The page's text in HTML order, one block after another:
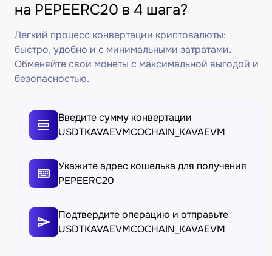
на PEPEERC20 в 4 шага?
Легкий процесс конвертации криптовалюты:
быстро, удобно и с минимальными затратами.
Обменяйте свои монеты с максимальной выгодой и
безопасностью.
Введите сумму конвертации
USDTKAVAEVMCOCHAIN_KAVAEVM
Укажите адрес кошелька для получения
PEPEERC20
Подтвердите операцию и отправьте
USDTKAVAEVMCOCHAIN_KAVAEVM